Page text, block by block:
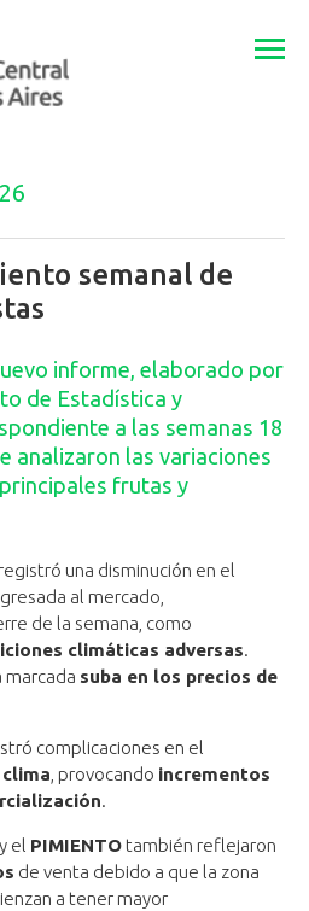
semanal de
informe, elaborado por
de Estadística y
a las semanas 18
analizaron las variaciones
frutas y
registró una disminución en el
al mercado,
de la semana, como
climáticas adversas.
marcada suba en los precios de
complicaciones en el
clima , provocando incrementos
.
y el PIMIENTO también reflejaron
de venta debido a que la zona
a tener mayor